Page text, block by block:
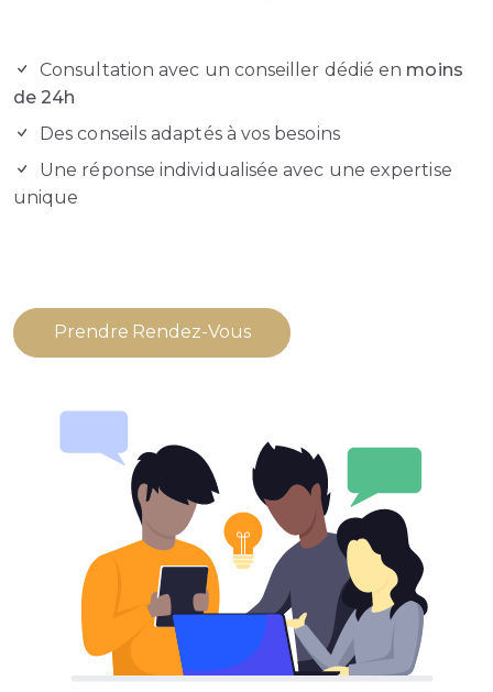
Consultation avec un conseiller dédié en moins
de 24h
Des conseils adaptés à vos besoins
Une réponse individualisée avec une expertise
unique
Prendre Rendez-Vous